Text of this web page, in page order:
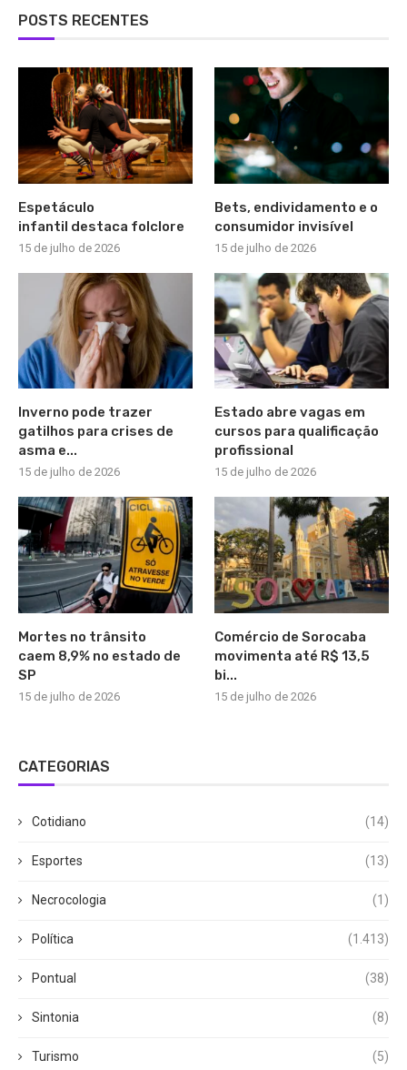
POSTS RECENTES
Espetáculo
infantil destaca folclore
15 de julho de 2026
Bets, endividamento e o
consumidor invisível
15 de julho de 2026
Inverno pode trazer
gatilhos para crises de
asma e...
15 de julho de 2026
Estado abre vagas em
cursos para qualificação
profissional
15 de julho de 2026
Mortes no trânsito
caem 8,9% no estado de
SP
15 de julho de 2026
Comércio de Sorocaba
movimenta até R$ 13,5
bi...
15 de julho de 2026
CATEGORIAS
Cotidiano (14)
Esportes (13)
Necrocologia (1)
Política (1.413)
Pontual (38)
Sintonia (8)
Turismo (5)